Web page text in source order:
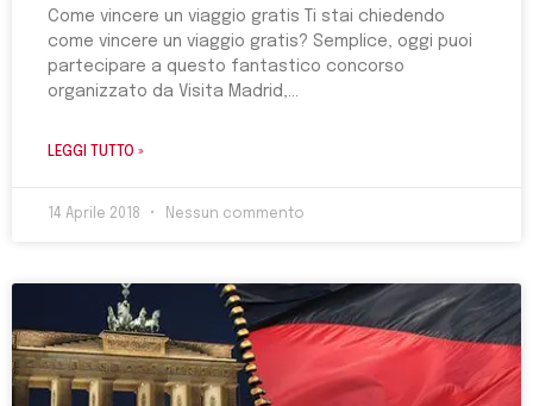
Come vincere un viaggio gratis Ti stai chiedendo
come vincere un viaggio gratis? Semplice, oggi puoi
partecipare a questo fantastico concorso
organizzato da Visita Madrid,
LEGGI TUTTO »
14 Aprile 2018 Nessun commento